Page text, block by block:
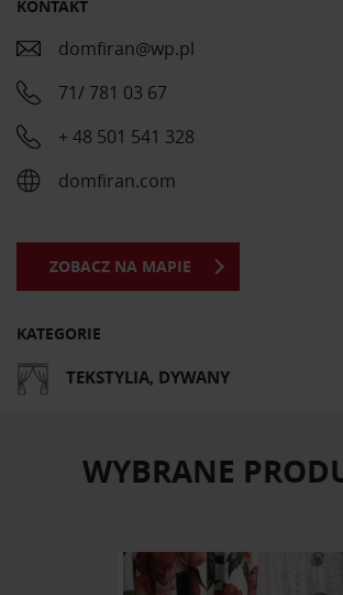
KONTAKT
domfiran@wp.pl
71/ 781 03 67
+ 48 501 541 328
domfiran.com
ZOBACZ NA MAPIE
KATEGORIE
TEKSTYLIA, DYWANY
WYBRANE